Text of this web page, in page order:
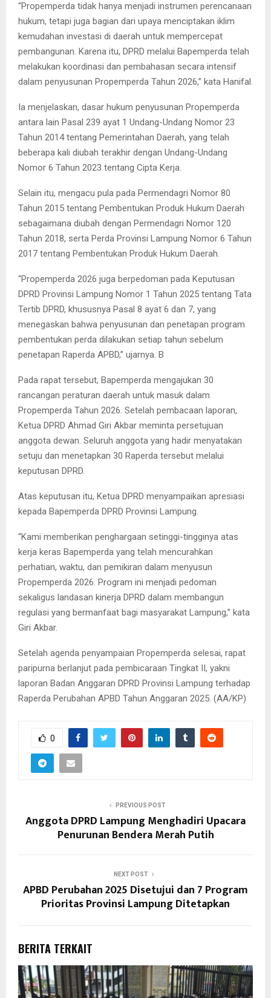
“Propemperda tidak hanya menjadi instrumen perencanaan
hukum, tetapi juga bagian dari upaya menciptakan iklim
kemudahan investasi di daerah untuk mempercepat
pembangunan. Karena itu, DPRD melalui Bapemperda telah
melakukan koordinasi dan pembahasan secara intensif
dalam penyusunan Propemperda Tahun 2026,” kata Hanifal.
Ia menjelaskan, dasar hukum penyusunan Propemperda
antara lain Pasal 239 ayat 1 Undang-Undang Nomor 23
Tahun 2014 tentang Pemerintahan Daerah, yang telah
beberapa kali diubah terakhir dengan Undang-Undang
Nomor 6 Tahun 2023 tentang Cipta Kerja.
Selain itu, mengacu pula pada Permendagri Nomor 80
Tahun 2015 tentang Pembentukan Produk Hukum Daerah
sebagaimana diubah dengan Permendagri Nomor 120
Tahun 2018, serta Perda Provinsi Lampung Nomor 6 Tahun
2017 tentang Pembentukan Produk Hukum Daerah.
“Propemperda 2026 juga berpedoman pada Keputusan
DPRD Provinsi Lampung Nomor 1 Tahun 2025 tentang Tata
Tertib DPRD, khususnya Pasal 8 ayat 6 dan 7, yang
menegaskan bahwa penyusunan dan penetapan program
pembentukan perda dilakukan setiap tahun sebelum
penetapan Raperda APBD,” ujarnya. B
Pada rapat tersebut, Bapemperda mengajukan 30
rancangan peraturan daerah untuk masuk dalam
Propemperda Tahun 2026. Setelah pembacaan laporan,
Ketua DPRD Ahmad Giri Akbar meminta persetujuan
anggota dewan. Seluruh anggota yang hadir menyatakan
setuju dan menetapkan 30 Raperda tersebut melalui
keputusan DPRD.
Atas keputusan itu, Ketua DPRD menyampaikan apresiasi
kepada Bapemperda DPRD Provinsi Lampung.
“Kami memberikan penghargaan setinggi-tingginya atas
kerja keras Bapemperda yang telah mencurahkan
perhatian, waktu, dan pemikiran dalam menyusun
Propemperda 2026. Program ini menjadi pedoman
sekaligus landasan kinerja DPRD dalam membangun
regulasi yang bermanfaat bagi masyarakat Lampung,” kata
Giri Akbar.
Setelah agenda penyampaian Propemperda selesai, rapat
paripurna berlanjut pada pembicaraan Tingkat II, yakni
laporan Badan Anggaran DPRD Provinsi Lampung terhadap
Raperda Perubahan APBD Tahun Anggaran 2025. (AA/KP)
0
PREVIOUS POST
Anggota DPRD Lampung Menghadiri Upacara
Penurunan Bendera Merah Putih
NEXT POST
APBD Perubahan 2025 Disetujui dan 7 Program
Prioritas Provinsi Lampung Ditetapkan
BERITA TERKAIT